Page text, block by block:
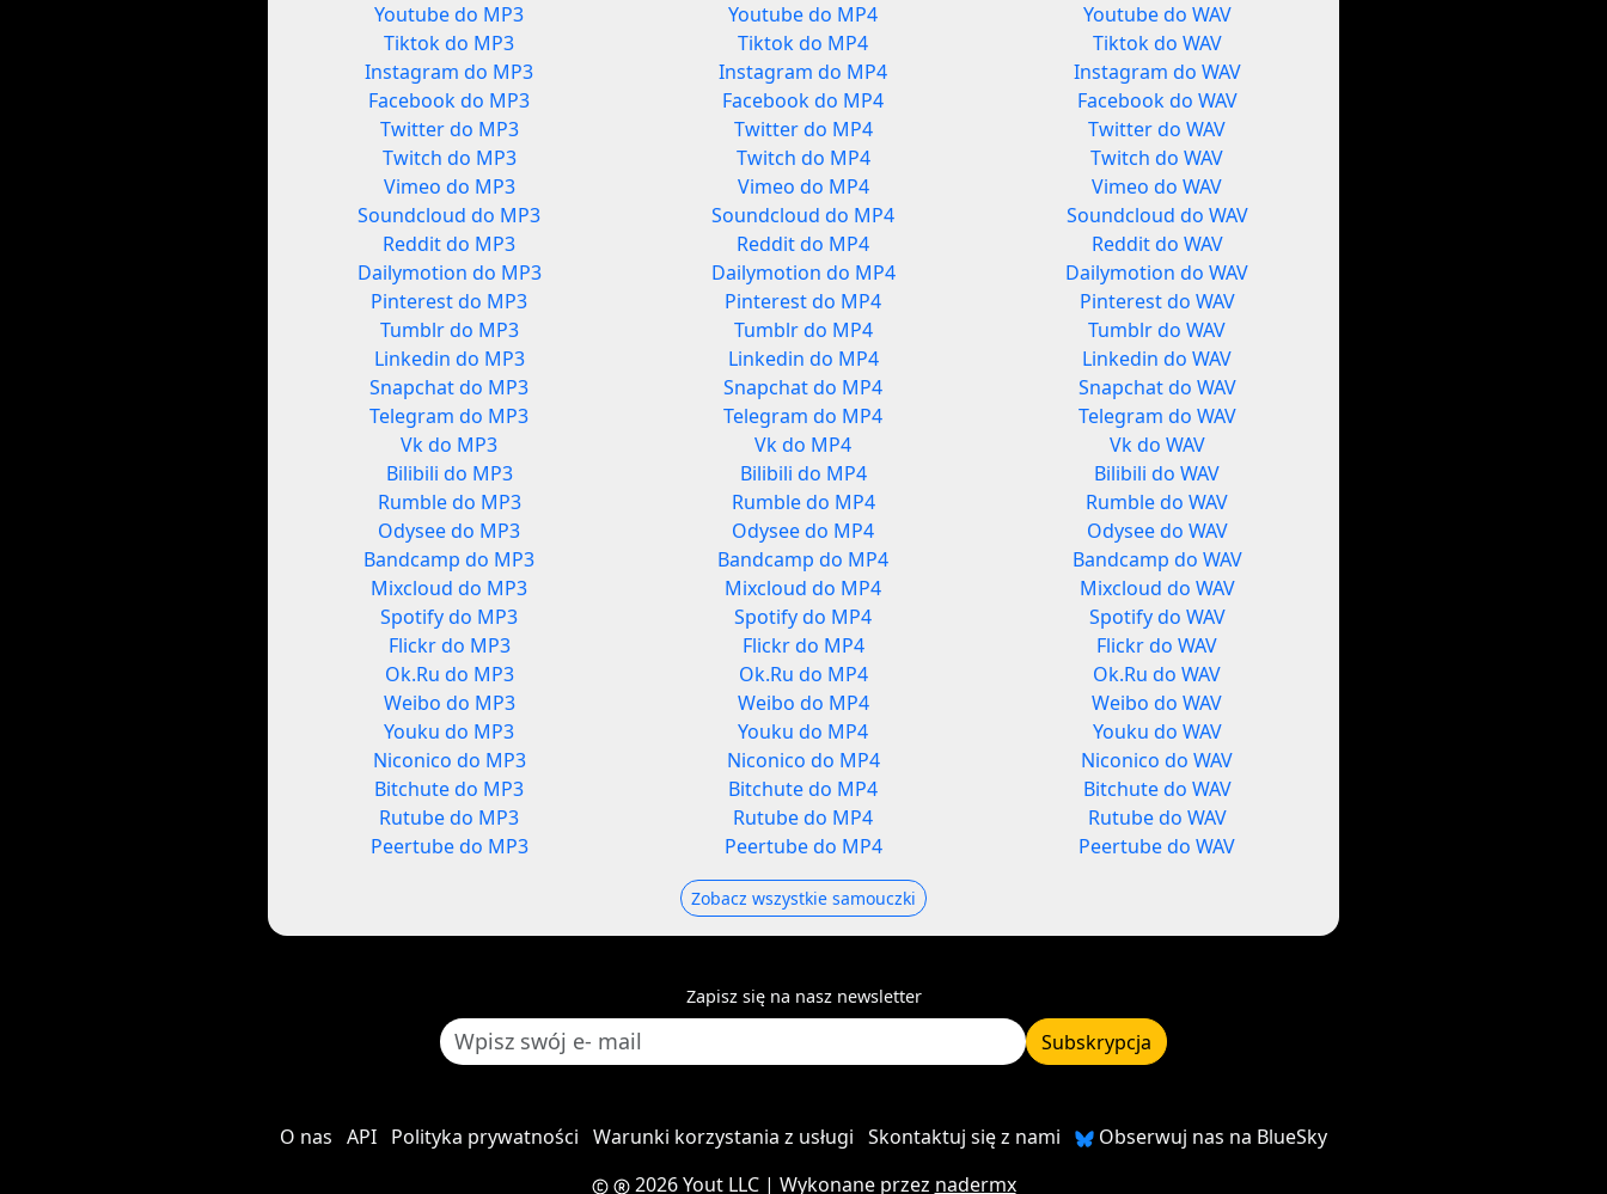
Youtube do MP3
Tiktok do MP3
Instagram do MP3
Facebook do MP3
Twitter do MP3
Twitch do MP3
Vimeo do MP3
Soundcloud do MP3
Reddit do MP3
Dailymotion do MP3
Pinterest do MP3
Tumblr do MP3
Linkedin do MP3
Snapchat do MP3
Telegram do MP3
Vk do MP3
Bilibili do MP3
Rumble do MP3
Odysee do MP3
Bandcamp do MP3
Mixcloud do MP3
Spotify do MP3
Flickr do MP3
Ok.Ru do MP3
Weibo do MP3
Youku do MP3
Niconico do MP3
Bitchute do MP3
Rutube do MP3
Peertube do MP3
Youtube do MP4
Tiktok do MP4
Instagram do MP4
Facebook do MP4
Twitter do MP4
Twitch do MP4
Vimeo do MP4
Soundcloud do MP4
Reddit do MP4
Dailymotion do MP4
Pinterest do MP4
Tumblr do MP4
Linkedin do MP4
Snapchat do MP4
Telegram do MP4
Vk do MP4
Bilibili do MP4
Rumble do MP4
Odysee do MP4
Bandcamp do MP4
Mixcloud do MP4
Spotify do MP4
Flickr do MP4
Ok.Ru do MP4
Weibo do MP4
Youku do MP4
Niconico do MP4
Bitchute do MP4
Rutube do MP4
Peertube do MP4
Youtube do WAV
Tiktok do WAV
Instagram do WAV
Facebook do WAV
Twitter do WAV
Twitch do WAV
Vimeo do WAV
Soundcloud do WAV
Reddit do WAV
Dailymotion do WAV
Pinterest do WAV
Tumblr do WAV
Linkedin do WAV
Snapchat do WAV
Telegram do WAV
Vk do WAV
Bilibili do WAV
Rumble do WAV
Odysee do WAV
Bandcamp do WAV
Mixcloud do WAV
Spotify do WAV
Flickr do WAV
Ok.Ru do WAV
Weibo do WAV
Youku do WAV
Niconico do WAV
Bitchute do WAV
Rutube do WAV
Peertube do WAV
Zobacz wszystkie samouczki
Zapisz się na nasz newsletter
Subskrypcja
O nas API Polityka prywatności Warunki korzystania z usługi Skontaktuj się z nami
Obserwuj nas na BlueSky
2026 Yout LLC| Wykonane przez nadermx